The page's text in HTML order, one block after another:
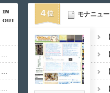
【恨み】清水アキラの息子・清水良太郎さん死去で、落語家・柳家小はだが「いじめ」「暴行」被害告発
MEGAドンキの立体駐車場から車が落下 車を運転していた77歳男性が意識不明 助手席の妻は腰を骨折
「外国人は日本人と同じ生活者で、地域の担い手」…多文化共生実現への提言、全国知事会が政府に提出
4 モナニュ